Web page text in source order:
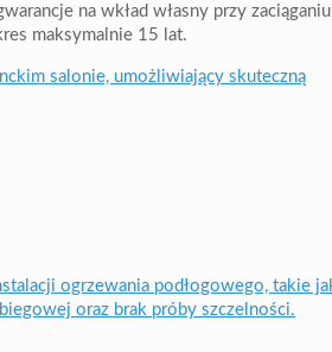
na wkład własny przy zaciąganiu
maksymalnie 15 lat.